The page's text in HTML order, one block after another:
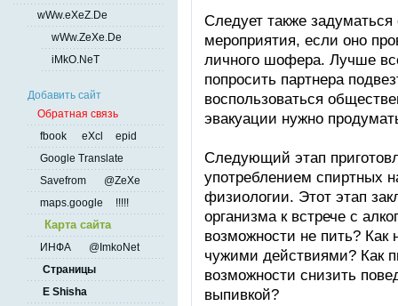
Следует также
мероприятия, если оно
личного шофера. Лучше
попросить партнера
воспользоваться
эвакуации нужно
Следующий этап
употреблением спиртных
физиологии. Этот этап
организма к встрече с
возможности не пить? Как
чужими действиями? Как
возможности снизить
выпивкой?
wWw.eXeZ.De
wWw.ZeXe.De
iMkO.NeT
Добавить сайт
Обратная связь
fbook
eXcl
epid
Google Translate
Savefrom
@ZeXe
maps.google
!!!!!
Карта сайта
ИНФА
@ImkoNet
Страницы
E Shisha